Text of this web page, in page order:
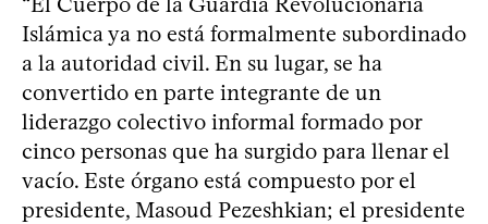
Islámica ya no está formalmente subordinado
a la autoridad civil. En su lugar, se ha
convertido en parte integrante de un
liderazgo colectivo informal formado por
cinco personas que ha surgido para llenar el
vacío. Este órgano está compuesto por el
presidente, Masoud Pezeshkian; el presidente